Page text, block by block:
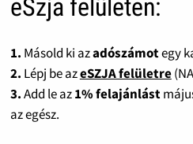
eSzja felületen:
1. Másold ki azadószámotegy
2. Lépj be azeSZJA felületre
3.Add le az1% felajánlást
az egész.